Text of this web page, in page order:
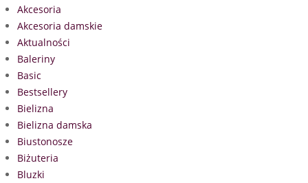
Akcesoria
Akcesoria damskie
Aktualności
Baleriny
Basic
Bestsellery
Bielizna
Bielizna damska
Biustonosze
Biżuteria
Bluzki